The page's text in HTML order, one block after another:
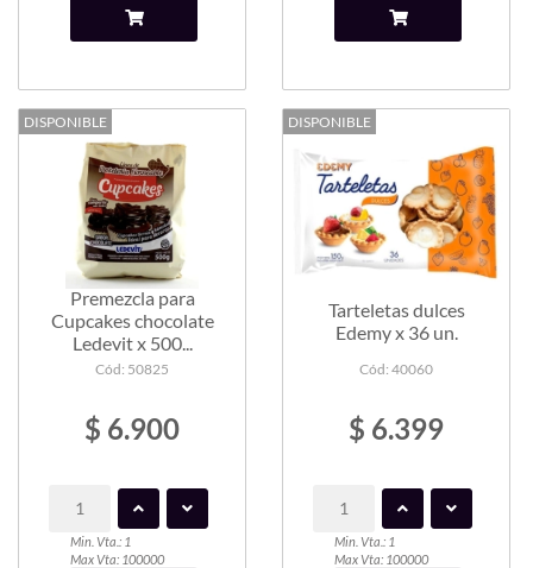
DISPONIBLE
Premezcla para
Cupcakes chocolate
Ledevit x 500...
Cód: 50825
$ 6.900
Min. Vta.: 1
Max Vta: 100000
DISPONIBLE
Tarteletas dulces
Edemy x 36 un.
Cód: 40060
$ 6.399
Min. Vta.: 1
Max Vta: 100000